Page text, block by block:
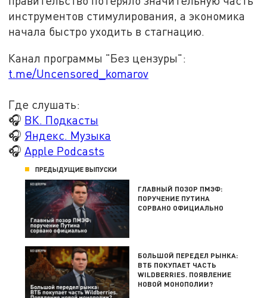
инструментов стимулирования, а экономика
начала быстро уходить в стагнацию.
Канал программы "Без цензуры":
t.me/Uncensored_komarov
Где слушать:
🎧 ВК. Подкасты
🎧 Яндекс. Музыка
🎧Apple Podcasts
ПРЕДЫДУЩИЕ ВЫПУСКИ
ГЛАВНЫЙ ПОЗОР ПМЭФ:
ПОРУЧЕНИЕ ПУТИНА
СОРВАНО ОФИЦИАЛЬНО
БОЛЬШОЙ ПЕРЕДЕЛ РЫНКА:
ВТБ ПОКУПАЕТ ЧАСТЬ
WILDBERRIES. ПОЯВЛЕНИЕ
НОВОЙ МОНОПОЛИИ?